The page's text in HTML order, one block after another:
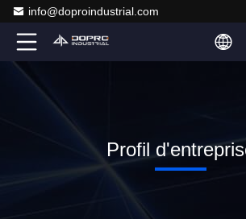
info@doproindustrial.com
Profil